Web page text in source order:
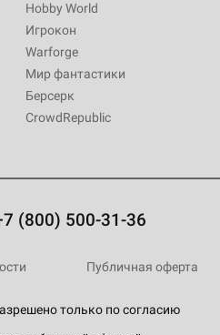
Hobby World
Игрокон
Warforge
Мир фантастики
Берсерк
CrowdRepublic
(800) 500-31-36
только по согласию
Публичная оферта